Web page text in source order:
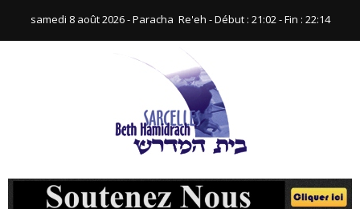
samedi 8 août 2026 - Paracha ‪ Re'eh‬ - Début : 21:02‬ - Fin : ‪22:14‬